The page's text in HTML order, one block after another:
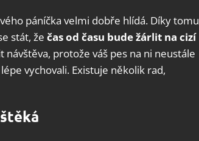
páníčka velmi dobře hlídá. Díky tomu
stát, že čas od času bude žárlit na cizí
návštěva, protože váš pes na ni neustále
vychovali. Existuje několik rad,